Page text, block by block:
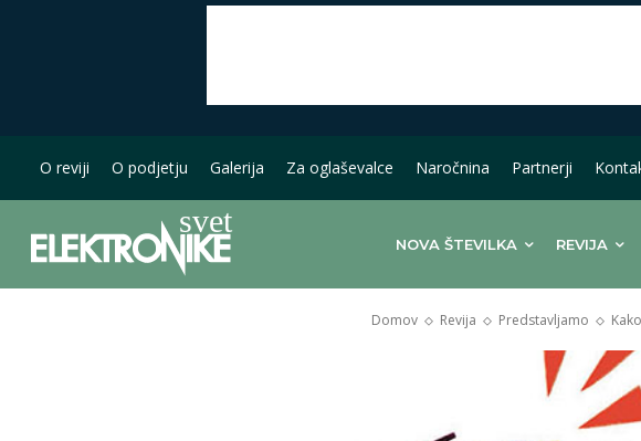
O reviji O podjetju Galerija Za oglaševalce Naročnina Partnerji
NOVA ŠTEVILKA REVIJA
Domov Revija Predstavljamo